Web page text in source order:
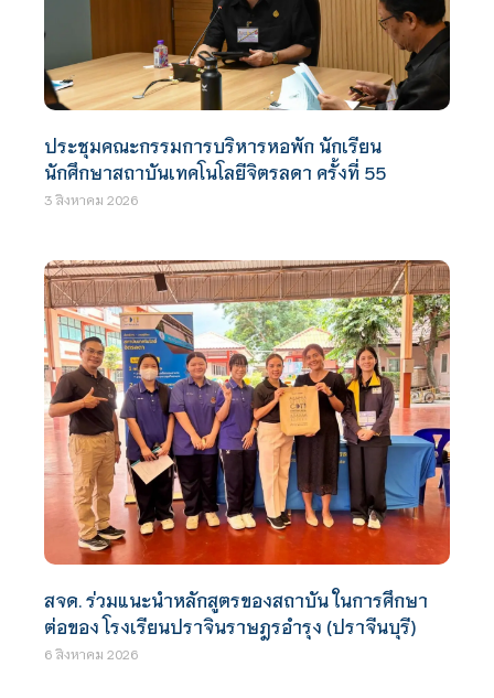
ประชุมคณะกรรมการบริหารหอพัก นักเรียน
นักศึกษาสถาบันเทคโนโลยีจิตรลดา ครั้งที่ 55
3 สิงหาคม 2026
สจด. ร่วมแนะนำหลักสูตรของสถาบัน ในการศึกษา
ต่อของ โรงเรียนปราจินราษฎรอำรุง (ปราจีนบุรี)
6 สิงหาคม 2026